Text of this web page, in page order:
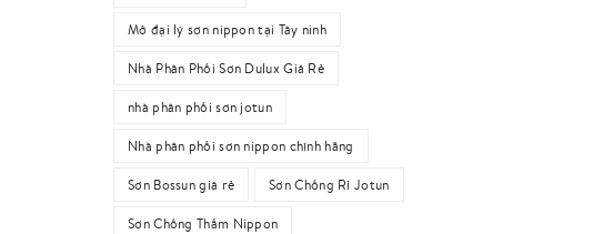
Mở đại lý sơn nippon tại Tây ninh
Nhà Phân Phối Sơn Dulux Giá Rẻ
nhà phân phối sơn jotun
Nhà phân phối sơn nippon chính hãng
Sơn Bossun giá rẻ Sơn Chống Rỉ Jotun
Sơn Chống Thấm Nippon